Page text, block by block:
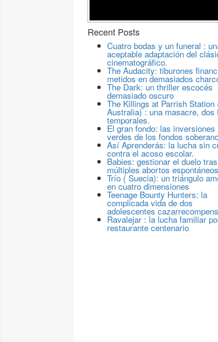
Recent Posts
Cuatro bodas y un funeral :
aceptable adaptación del
cinematográfico.
The Audacity: tiburones
metidos en demasiados
The Dark: un thriller escocés
demasiado oscuro
The Killings at Parrish Station
Australia) : una masacre, dos
temporales.
El gran fondo: las inversiones
verdes de los fondos
Así Aprenderás: la lucha sin
contra el acoso escolar.
Babies: gestionar el duelo tras
múltiples abortos espontáneos
Trío ( Suecia): un triángulo
en cuatro dimensiones
Teenage Bounty Hunters: la
complicada vida de dos
adolescentes
Ravalejar : la lucha familiar
restaurante centenario